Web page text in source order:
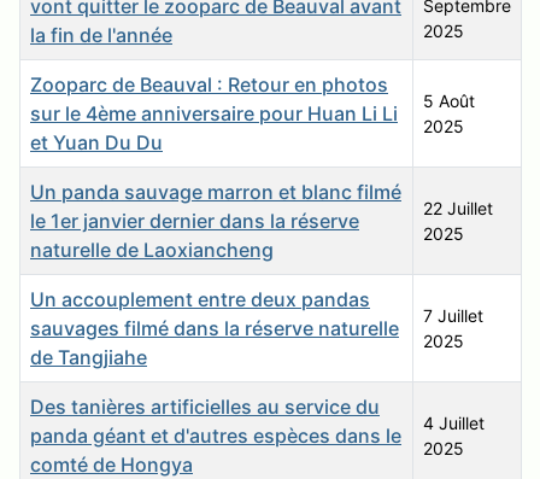
vont quitter le zooparc de Beauval avant
la fin de l'année
Septembre
2025
Zooparc de Beauval : Retour en photos
sur le 4ème anniversaire pour Huan Li Li
et Yuan Du Du
5 Août
2025
Un panda sauvage marron et blanc filmé
le 1er janvier dernier dans la réserve
naturelle de Laoxiancheng
22 Juillet
2025
Un accouplement entre deux pandas
sauvages filmé dans la réserve naturelle
de Tangjiahe
7 Juillet
2025
Des tanières artificielles au service du
panda géant et d'autres espèces dans le
comté de Hongya
4 Juillet
2025